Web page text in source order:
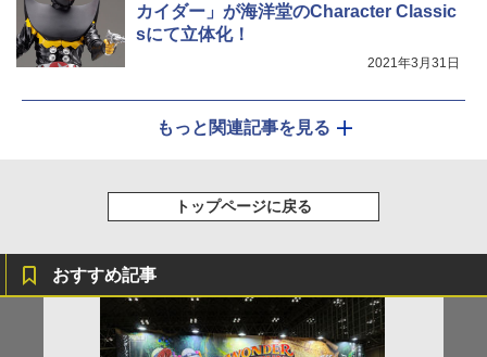
カイダー」が海洋堂のCharacter Classic
sにて立体化！
2021年3月31日
もっと関連記事を見る
トップページに戻る
おすすめ記事